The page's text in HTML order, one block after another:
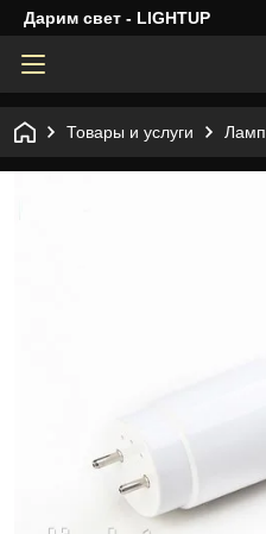
Дарим свет - LIGHTUP
Товары и услуги